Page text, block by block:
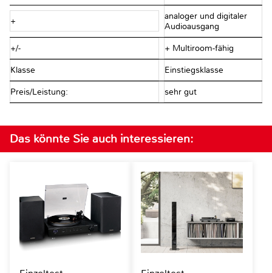
+
analoger und digitaler
Audioausgang
+/- + Multiroom-fähig
Klasse Einstiegsklasse
Preis/Leistung: sehr gut
Das könnte Sie auch interessieren: